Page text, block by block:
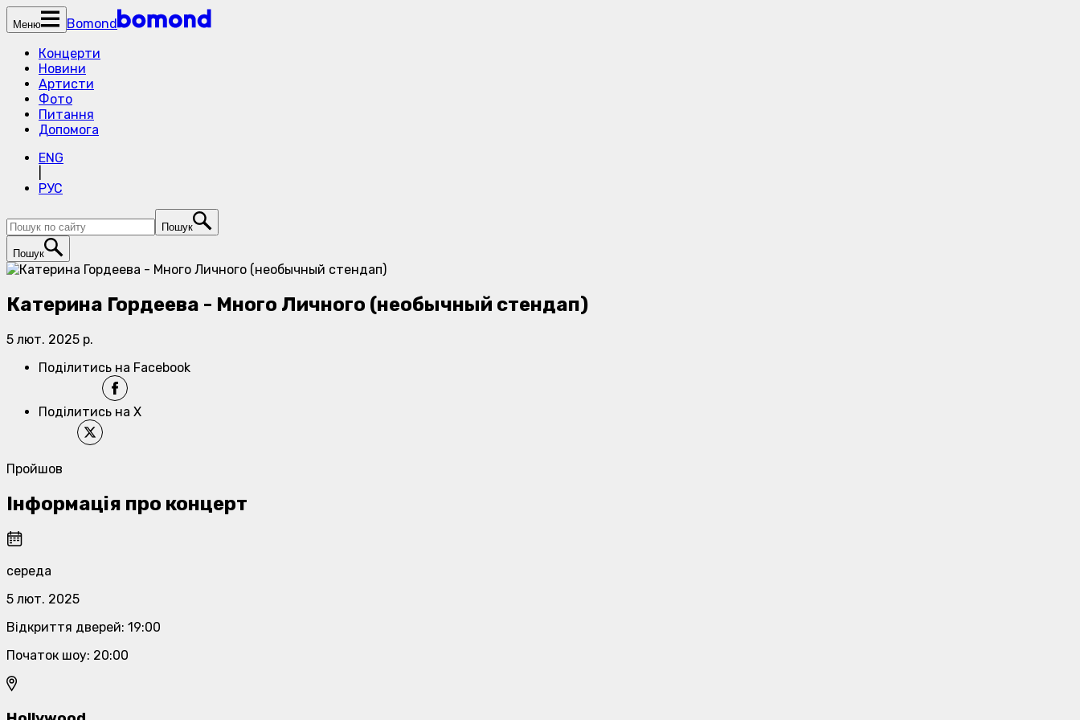
Меню
Bomond
Концерти
Новини
Артисти
Фото
Питання
Допомога
ENG
РУС
Пошук
Пошук
Катерина Гордеева - Много Личного (необычный стендап)
5 лют. 2025 р.
Поділитись на Facebook
Поділитись на X
Пройшов
Інформація про концерт
середа
5 лют. 2025
Відкриття дверей: 19:00
Початок шоу: 20:00